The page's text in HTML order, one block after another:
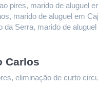
pires, marido de aluguel
marido de aluguel em
da Serra, marido de
Carlos
eliminação de curto